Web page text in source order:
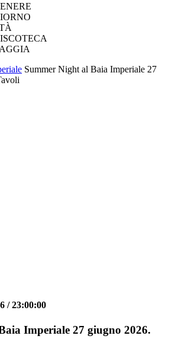
Summer Night al Baia Imperiale 27
/23:00:00
Imperiale 27 giugno 2026.